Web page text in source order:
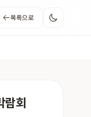
목록으로
람회